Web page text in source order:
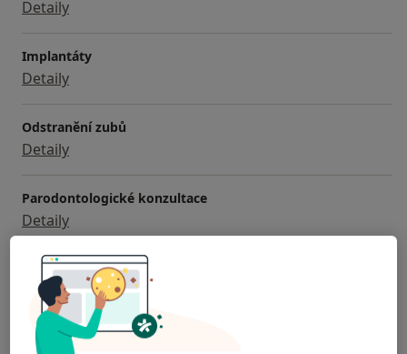
Detaily
Implantáty
Detaily
Odstranění zubů
Detaily
Parodontologické konzultace
Detaily
Zubní chirurgie
Detaily
+1 služba